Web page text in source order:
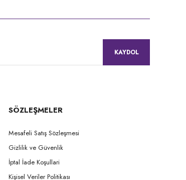
KAYDOL
SÖZLEŞMELER
Mesafeli Satış Sözleşmesi
Gizlilik ve Güvenlik
İptal İade Koşullari
Kişisel Veriler Politikası